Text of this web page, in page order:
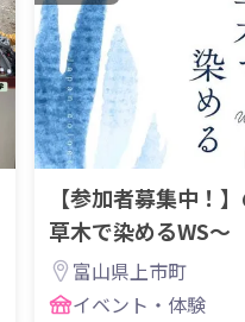
【参加者募集中！
草木で染めるWS～
富山県上市町
イベント・体験